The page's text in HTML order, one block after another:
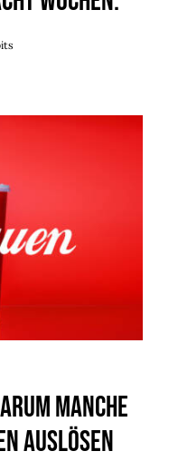
manche
auslösen